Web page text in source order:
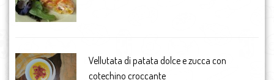
Vellutata di patata dolce e zucca con
cotechino croccante